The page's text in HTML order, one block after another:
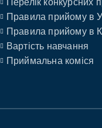
Перелік конкурсних
Правила прийому в
Правила прийому в
Вартість навчання
Приймальна коміся